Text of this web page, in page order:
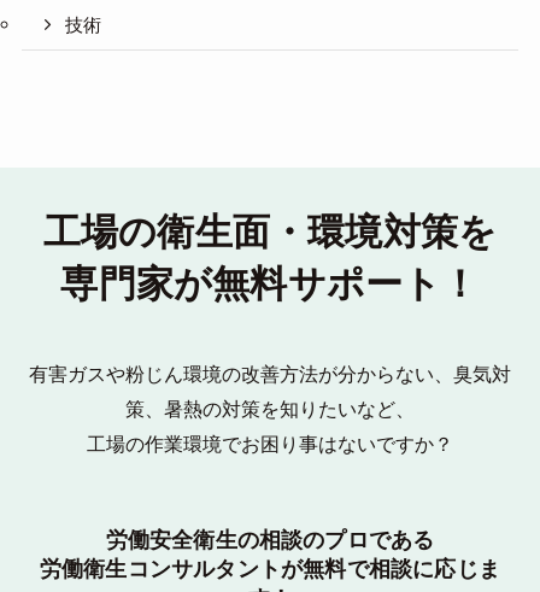
技術
工場の衛生面・環境対策を
専門家が無料サポート！
有害ガスや粉じん環境の改善方法が分からない、臭気対
策、暑熱の対策を知りたいなど、
工場の作業環境でお困り事はないですか？
労働安全衛生の相談のプロである
労働衛生コンサルタントが無料で相談に応じま